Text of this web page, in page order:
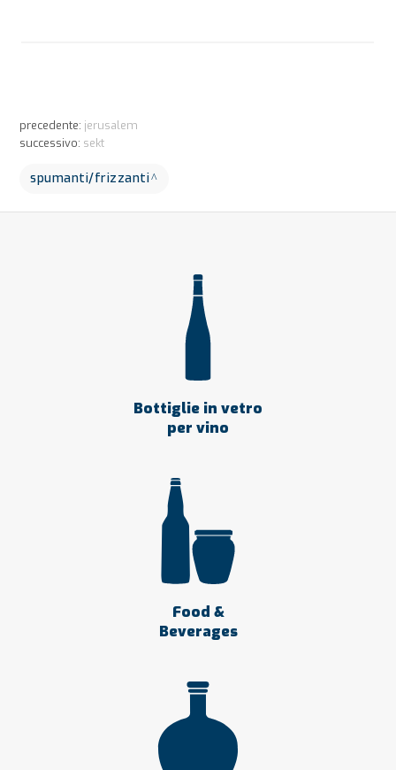
precedente: jerusalem
successivo: sekt
spumanti/frizzanti
Bottiglie in vetro
per vino
Food &
Beverages